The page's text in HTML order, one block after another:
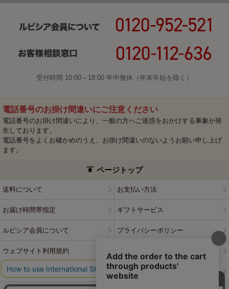
受付時間 10:00～18:00 年中無休（年末年始を除く）
電話番号のお掛け間違いにご注意ください
電話番号のお掛け間違いにより、一般の方へご迷惑をおかけする事象が発
生しております。
電話番号をよくお確かめのうえ、お掛け間違いのないようお願い申し上げ
ます。
ページトップ
送料について お支払い方法
お届け時間帯指定 ギフトサービス
ルピシア会員について プライバシーポリシー
ウェブサイト利用規約
会社案内 店舗案内